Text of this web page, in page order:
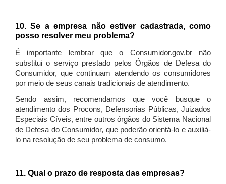
10. Se a empresa não estiver cadastrada, como
posso resolver meu problema?
É importante lembrar que o Consumidor.gov.br não
substitui o serviço prestado pelos Órgãos de Defesa do
Consumidor, que continuam atendendo os consumidores
por meio de seus canais tradicionais de atendimento.
Sendo assim, recomendamos que você busque o
atendimento dos Procons, Defensorias Públicas, Juizados
Especiais Cíveis, entre outros órgãos do Sistema Nacional
de Defesa do Consumidor, que poderão orientá-lo e auxiliá-
lo na resolução de seu problema de consumo.
11. Qual o prazo de resposta das empresas?